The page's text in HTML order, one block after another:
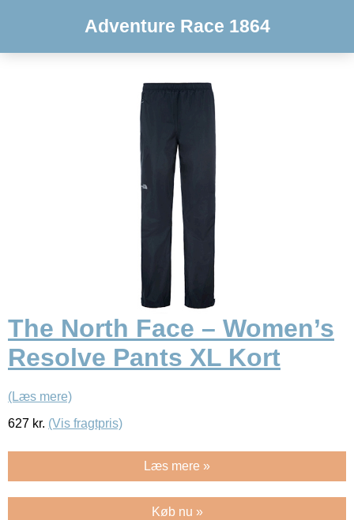
Adventure Race 1864
The North Face – Women’s
Resolve Pants XL Kort
(Læs mere)
627 kr. (Vis fragtpris)
Læs mere »
Køb nu »